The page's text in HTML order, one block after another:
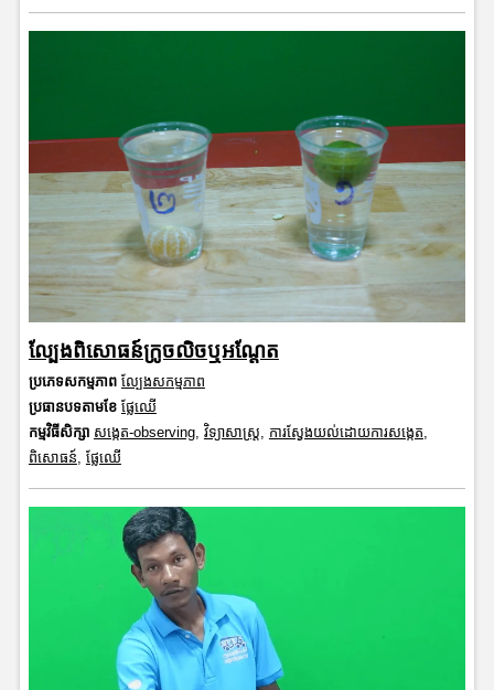
ល្បែងពិសោធន៍ក្រូចលិចឬអណ្តែត
ប្រភេទសកម្មភាព ល្បែងសកម្មភាព
ប្រធានបទតាមខែ ផ្លែឈើ
កម្មវិធីសិក្សា សង្កេត-observing, វិទ្យាសាស្រ្ត ការស្វែងយល់ដោយការសង្កេត
ពិសោធន៍ ផ្លែឈើ